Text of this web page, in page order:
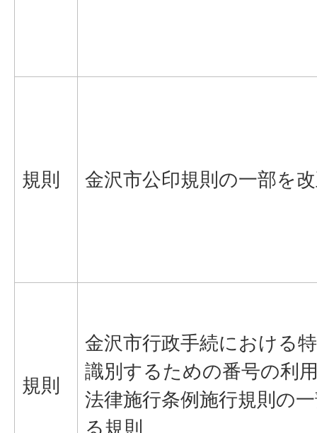
規則 金沢市公印規則の一部を
規則
金沢市行政手続における
識別するための番号の利
法律施行条例施行規則の
る規則